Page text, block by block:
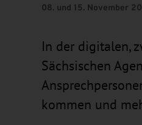
08. und 15. November
In der digitalen,
Sächsischen
kommen und